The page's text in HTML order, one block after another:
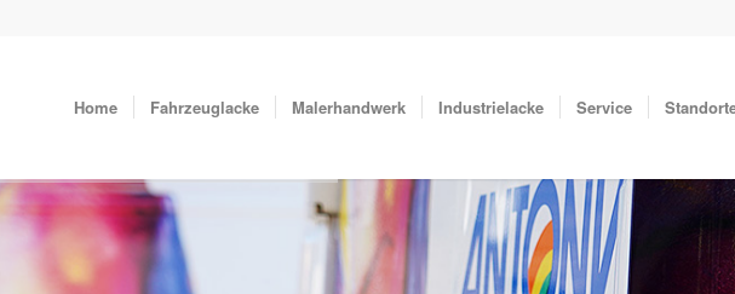
Home Fahrzeuglacke Malerhandwerk Industrielacke Service